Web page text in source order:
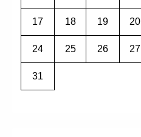
17 18 19 20
24 25 26 27
31